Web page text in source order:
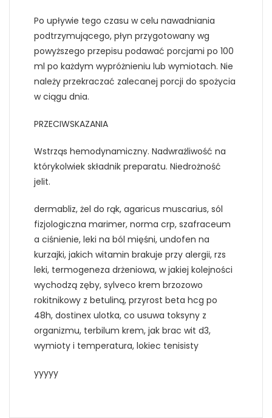
Po upływie tego czasu w celu nawadniania
podtrzymującego, płyn przygotowany wg
powyższego przepisu podawać porcjami po 100
ml po każdym wypróżnieniu lub wymiotach. Nie
należy przekraczać zalecanej porcji do spożycia
w ciągu dnia.
PRZECIWSKAZANIA
Wstrząs hemodynamiczny. Nadwrażliwość na
którykolwiek składnik preparatu. Niedrożność
jelit.
dermabliz, żel do rąk, agaricus muscarius, sól
fizjologiczna marimer, norma crp, szafraceum
a ciśnienie, leki na ból mięśni, undofen na
kurzajki, jakich witamin brakuje przy alergii, rzs
leki, termogeneza drżeniowa, w jakiej kolejności
wychodzą zęby, sylveco krem brzozowo
rokitnikowy z betuliną, przyrost beta hcg po
48h, dostinex ulotka, co usuwa toksyny z
organizmu, terbilum krem, jak brac wit d3,
wymioty i temperatura, lokiec tenisisty
yyyyy